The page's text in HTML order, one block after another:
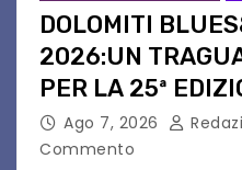
DOLOMITI
2026:UN
PER LA 25ª
PATRIMONIO
Ago 7, 2026
Commento